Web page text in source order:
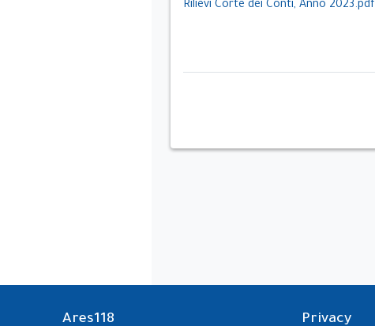
Rilievi Corte dei Conti, Anno 2023.pdf
Ares118 Privacy